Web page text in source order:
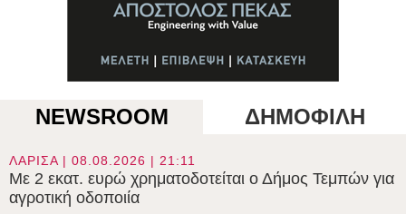
NEWSROOM ΔΗΜΟΦΙΛΗ
ΛΑΡΙΣΑ | 08.08.2026 | 21:11
Με 2 εκατ. ευρώ χρηματοδοτείται ο Δήμος Τεμπών για
αγροτική οδοποιία